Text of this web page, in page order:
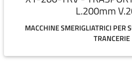
L.200mm
MACCHINE SMERIGLIATRICI PER
TRANCERIE